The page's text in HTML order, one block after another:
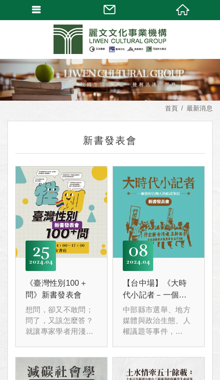
首頁 最新消息
新書發表會
25
04
2024
《臺灣性別100＋
問》新書發表會
想問，卻又不敢問；
問了，又該怎麼答？
就讓專家學者用淺顯
08
04
2024
【台中場】《大時
代小記者－一個眷
村台灣人的私房筆
記》新書發表 暨
「網路時代下，地
中部縣市選舉、地方
媒體與政治生態、人
權議題等事件，
解嚴前後，幾十年